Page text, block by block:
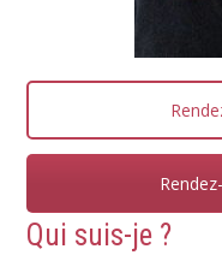
Qui suis-je ?